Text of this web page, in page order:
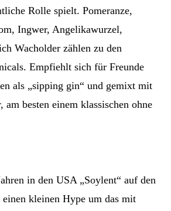
Rolle spielt. Pomeranze,
Ingwer, Angelikawurzel,
Wacholder zählen zu den
Empfiehlt sich für Freunde
als „sipping gin“ und gemixt mit
am besten einem klassischen ohne
in den USA „Soylent“ auf den
kleinen Hype um das mit